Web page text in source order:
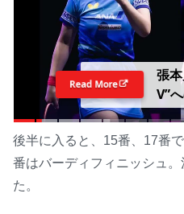
張
V”
和
む
「
ャ
Read More
後半に入ると、15番、17番
番はバーディフィニッシュ
た。